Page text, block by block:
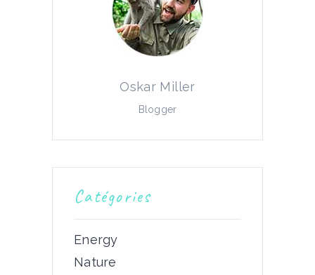
Oskar Miller
Blogger
Catégories
Energy
Nature